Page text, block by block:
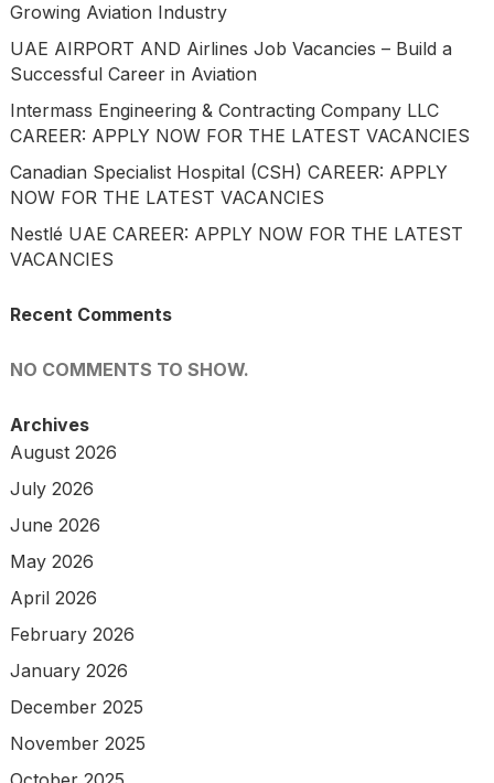
Growing Aviation Industry
UAE AIRPORT AND Airlines Job Vacancies – Build a
Successful Career in Aviation
Intermass Engineering & Contracting Company LLC
CAREER: APPLY NOW FOR THE LATEST VACANCIES
Canadian Specialist Hospital (CSH) CAREER: APPLY
NOW FOR THE LATEST VACANCIES
Nestlé UAE CAREER: APPLY NOW FOR THE LATEST
VACANCIES
Recent Comments
NO COMMENTS TO SHOW.
Archives
August 2026
July 2026
June 2026
May 2026
April 2026
February 2026
January 2026
December 2025
November 2025